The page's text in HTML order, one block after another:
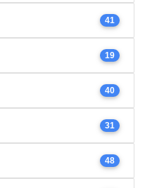
41
19
40
31
48